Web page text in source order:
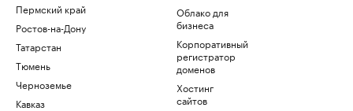
Пермский край
Ростов-на-Дону
Татарстан
Тюмень
Черноземье
Кавказ
Облако для
бизнеса
Корпоративный
регистратор
доменов
Хостинг
сайтов